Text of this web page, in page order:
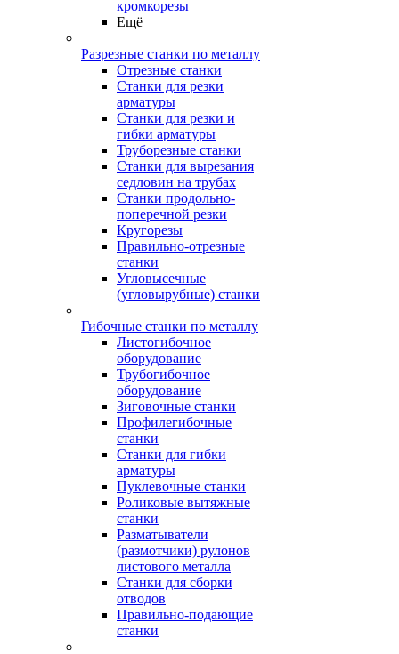
кромкорезы
Ещё
Разрезные станки по металлу
Отрезные станки
Станки для резки
арматуры
Станки для резки и
гибки арматуры
Труборезные станки
Станки для вырезания
седловин на трубаx
Станки продольно-
поперечной резки
Кругорезы
Правильно-отрезные
станки
Угловысечные
(угловырубные) станки
Гибочные станки по металлу
Листогибочное
оборудование
Трубогибочное
оборудование
Зиговочные станки
Профилегибочные
станки
Станки для гибки
арматуры
Пуклевочные станки
Роликовые вытяжные
станки
Разматыватели
(размотчики) рулонов
листового металла
Станки для сборки
отводов
Правильно-подающие
станки